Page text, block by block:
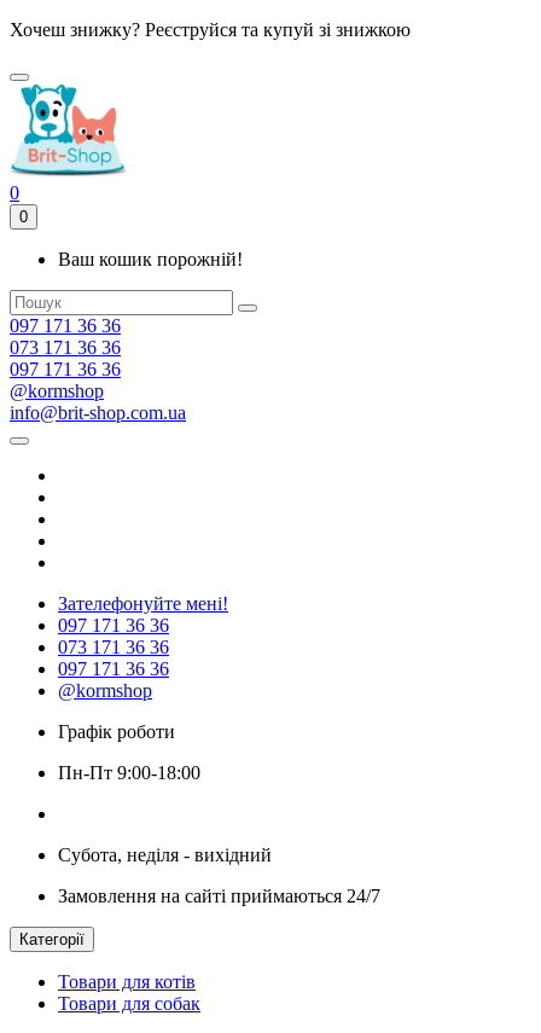
Хочеш знижку? Реєструйся та купуй зі знижкою
0
0
Ваш кошик порожній!
097 171 36 36
073 171 36 36
097 171 36 36
@kormshop
info@brit-shop.com.ua
Зателефонуйте мені!
097 171 36 36
073 171 36 36
097 171 36 36
@kormshop
Графік роботи
Пн-Пт 9:00-18:00
Субота, неділя - вихідний
Замовлення на сайті приймаються 24/7
Категорії
Товари для котів
Товари для собак